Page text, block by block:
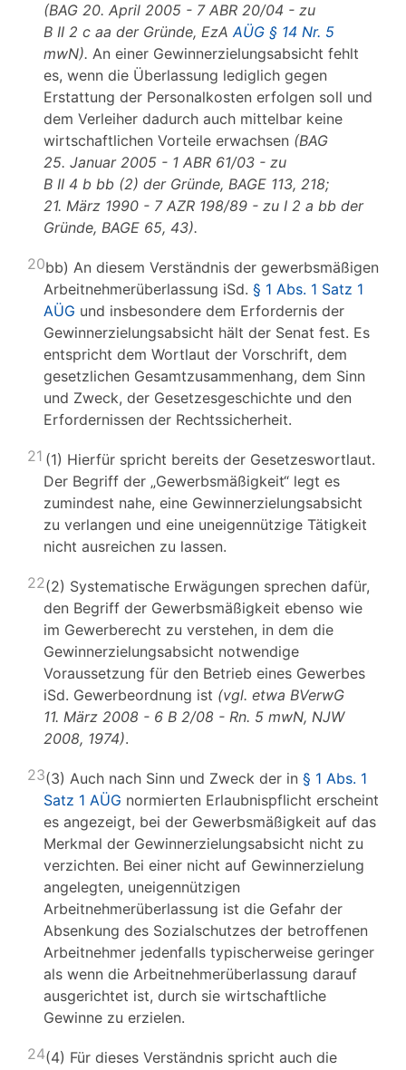
(BAG 20. April 2005 - 7 ABR 20/04 - zu
B II 2 c aa der Gründe, EzAAÜG § 14 Nr. 5
mwN). An einer Gewinnerzielungsabsicht fehlt
es, wenn die Überlassung lediglich gegen
Erstattung der Personalkosten erfolgen soll und
dem Verleiher dadurch auch mittelbar keine
wirtschaftlichen Vorteile erwachsen (BAG
25. Januar 2005 - 1 ABR 61/03 - zu
B II 4 b bb (2) der Gründe, BAGE 113, 218;
21. März 1990 - 7 AZR 198/89 - zu I 2 a bb der
Gründe, BAGE 65, 43).
20bb) An diesem Verständnis der gewerbsmäßigen
Arbeitnehmerüberlassung iSd. § 1 Abs. 1 Satz 1
AÜG und insbesondere dem Erfordernis der
Gewinnerzielungsabsicht hält der Senat fest. Es
entspricht dem Wortlaut der Vorschrift, dem
gesetzlichen Gesamtzusammenhang, dem Sinn
und Zweck, der Gesetzesgeschichte und den
Erfordernissen der Rechtssicherheit.
21 (1) Hierfür spricht bereits der Gesetzeswortlaut.
Der Begriff der „Gewerbsmäßigkeit“ legt es
zumindest nahe, eine Gewinnerzielungsabsicht
zu verlangen und eine uneigennützige Tätigkeit
nicht ausreichen zu lassen.
22(2) Systematische Erwägungen sprechen dafür,
den Begriff der Gewerbsmäßigkeit ebenso wie
im Gewerberecht zu verstehen, in dem die
Gewinnerzielungsabsicht notwendige
Voraussetzung für den Betrieb eines Gewerbes
iSd. Gewerbeordnung ist (vgl. etwa BVerwG
11. März 2008 - 6 B 2/08 - Rn. 5 mwN, NJW
2008, 1974).
23(3) Auch nach Sinn und Zweck der in § 1 Abs. 1
Satz 1 AÜG normierten Erlaubnispflicht erscheint
es angezeigt, bei der Gewerbsmäßigkeit auf das
Merkmal der Gewinnerzielungsabsicht nicht zu
verzichten. Bei einer nicht auf Gewinnerzielung
angelegten, uneigennützigen
Arbeitnehmerüberlassung ist die Gefahr der
Absenkung des Sozialschutzes der betroffenen
Arbeitnehmer jedenfalls typischerweise geringer
als wenn die Arbeitnehmerüberlassung darauf
ausgerichtet ist, durch sie wirtschaftliche
Gewinne zu erzielen.
24(4) Für dieses Verständnis spricht auch die